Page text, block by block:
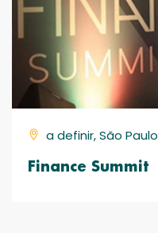
a definir, São Paulo
Finance Summit